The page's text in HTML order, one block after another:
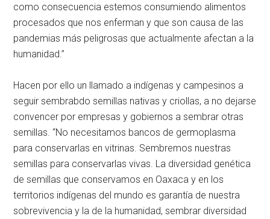
como consecuencia estemos consumiendo alimentos
procesados que nos enferman y que son causa de las
pandemias más peligrosas que actualmente afectan a la
humanidad.
Hacen por ello un llamado a indígenas y campesinos a
seguir sembrabdo semillas nativas y criollas, a no dejarse
convencer por empresas y gobiernos a sembrar otras
semillas.
No necesitamos bancos de germoplasma
para conservarlas en vitrinas. Sembremos nuestras
semillas para conservarlas vivas. La diversidad genética
de semillas que conservamos en Oaxaca y en los
territorios indígenas del mundo es garantía de nuestra
sobrevivencia y la de la humanidad, sembrar diversidad